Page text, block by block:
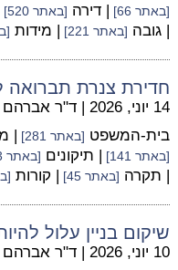
[באתר 66] | דירה [באתר 520]
| גובה [באתר 221] | מידות
חדירת צנרת תברואה
14 יוני, 2026 | ד"ר אברהם
בית-המשפט [באתר 281] |
[באתר 141] | תיקונים [באתר 33]
| תקרה [באתר 45] | קורות
שיקום בניין עלול
10 יוני, 2026 | ד"ר אברהם